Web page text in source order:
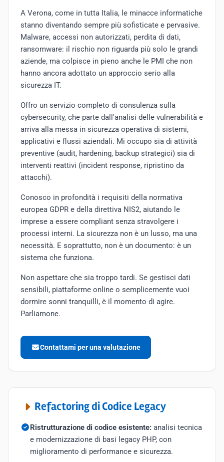
A Verona, come in tutta Italia, le minacce informatiche
stanno diventando sempre più sofisticate e pervasive.
Malware, accessi non autorizzati, perdita di dati,
ransomware: il rischio non riguarda più solo le grandi
aziende, ma colpisce in pieno anche le PMI che non
hanno ancora adottato un approccio serio alla
sicurezza IT.
Offro un servizio completo di consulenza sulla
cybersecurity, che parte dall'analisi delle vulnerabilità e
arriva alla messa in sicurezza operativa di sistemi,
applicativi e flussi aziendali. Mi occupo sia di attività
preventive (audit, hardening, backup strategici) sia di
interventi reattivi (incident response, ripristino da
attacchi).
Conosco in profondità i requisiti della normativa
europea GDPR e della direttiva NIS2, aiutando le
imprese a essere compliant senza stravolgere i
processi interni. La sicurezza non è un lusso, ma una
necessità. E soprattutto, non è un documento: è un
sistema che funziona.
Non aspettare che sia troppo tardi. Se gestisci dati
sensibili, piattaforme online o semplicemente vuoi
dormire sonni tranquilli, è il momento di agire.
Parliamone.
Contattami per una valutazione
Refactoring di Codice Legacy
Ristrutturazione di codice esistente:analisi tecnica
e modernizzazione di basi legacy PHP, con
miglioramento di performance e sicurezza.